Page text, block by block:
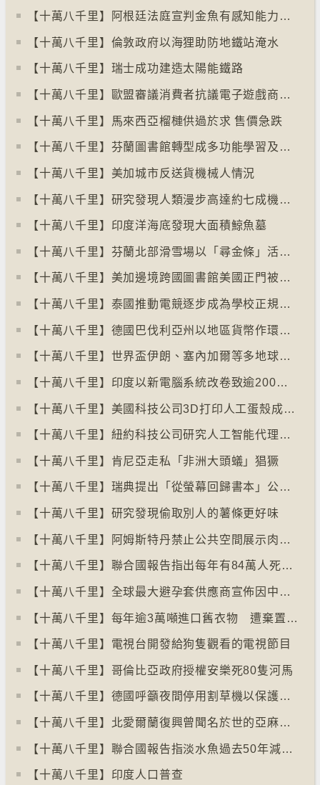
【十萬八千里】阿根廷法庭宣判金魚有感知能力須從壽司店移走
【十萬八千里】倫敦政府以海狸助防地鐵站淹水
【十萬八千里】瑞士成功建造太陽能鐵路
【十萬八千里】歐盟審議消費者抗議電子遊戲商關閉伺服器
【十萬八千里】馬來西亞榴槤供過於求 售價急跌
【十萬八千里】芬蘭圖書館轉型成多功能學習及娛樂中心
【十萬八千里】美加城市反送貨機械人情況
【十萬八千里】研究發現人類漫步高達約七成機率「逆時針」行走
【十萬八千里】印度洋海底發現大面積鯨魚墓
【十萬八千里】芬蘭北部滑雪場以「尋金條」活動吸引遊客
【十萬八千里】美加邊境跨國圖書館美國正門被禁另開「加拿大」門
【十萬八千里】泰國推動電競逐步成為學校正規課程
【十萬八千里】德國巴伐利亞州以地區貨幣作環保金融工具
【十萬八千里】世界盃伊朗、塞內加爾等多地球迷入境美國極有可能被拒絕入境
【十萬八千里】印度以新電腦系統改卷致逾200萬考生成績或有出錯
【十萬八千里】美國科技公司3D打印人工蛋殼成功孵化小雞
【十萬八千里】紐約科技公司研究人工智能代理失控情況
【十萬八千里】肯尼亞走私「非洲大頭蟻」猖獗
【十萬八千里】瑞典提出「從螢幕回歸書本」公帑購買實體書
【十萬八千里】研究發現偷取別人的薯條更好味
【十萬八千里】阿姆斯特丹禁止公共空間展示肉類和化石燃料廣告已促進碳中和
【十萬八千里】聯合國報告指出每年有84萬人死於工作情況欠佳
【十萬八千里】全球最大避孕套供應商宣佈因中東戰事漲價
【十萬八千里】每年逾3萬噸進口舊衣物 遭棄置於智利北部沙漠
【十萬八千里】電視台開發給狗隻觀看的電視節目
【十萬八千里】哥倫比亞政府授權安樂死80隻河馬
【十萬八千里】德國呼籲夜間停用割草機以保護刺蝟等動物
【十萬八千里】北愛爾蘭復興曾聞名於世的亞麻布產業
【十萬八千里】聯合國報告指淡水魚過去50年減少逾八成
【十萬八千里】印度人口普查